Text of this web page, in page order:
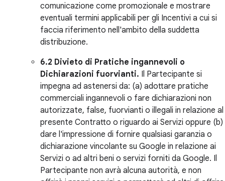
comunicazione come promozionale e mostrare
eventuali termini applicabili per gli Incentivi a cui si
faccia riferimento nell'ambito della suddetta
distribuzione.
6.2 Divieto di Pratiche ingannevoli o
Dichiarazioni fuorvianti. Il Partecipante si
impegna ad astenersi da: (a) adottare pratiche
commerciali ingannevoli o fare dichiarazioni non
autorizzate, false, fuorvianti o illegali in relazione al
presente Contratto o riguardo ai Servizi oppure (b)
dare l'impressione di fornire qualsiasi garanzia o
dichiarazione vincolante su Google in relazione ai
Servizi o ad altri beni o servizi forniti da Google. Il
Partecipante non avrà alcuna autorità, e non